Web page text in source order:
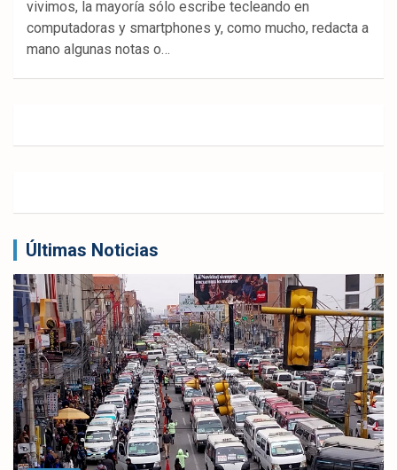
vivimos, la mayoría sólo escribe tecleando en
computadoras y smartphones y, como mucho, redacta a
mano algunas notas o…
Últimas Noticias